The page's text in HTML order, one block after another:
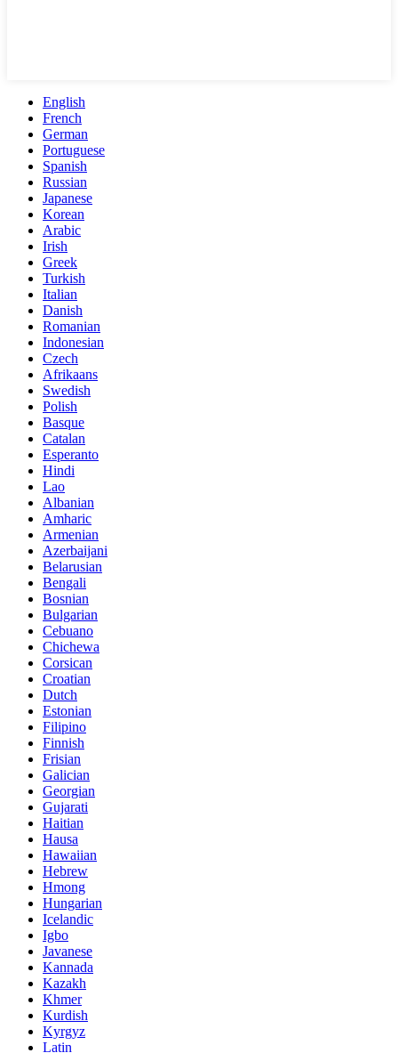
English
French
German
Portuguese
Spanish
Russian
Japanese
Korean
Arabic
Irish
Greek
Turkish
Italian
Danish
Romanian
Indonesian
Czech
Afrikaans
Swedish
Polish
Basque
Catalan
Esperanto
Hindi
Lao
Albanian
Amharic
Armenian
Azerbaijani
Belarusian
Bengali
Bosnian
Bulgarian
Cebuano
Chichewa
Corsican
Croatian
Dutch
Estonian
Filipino
Finnish
Frisian
Galician
Georgian
Gujarati
Haitian
Hausa
Hawaiian
Hebrew
Hmong
Hungarian
Icelandic
Igbo
Javanese
Kannada
Kazakh
Khmer
Kurdish
Kyrgyz
Latin